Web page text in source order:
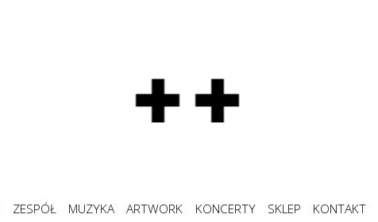
ZESPÓŁ MUZYKA ARTWORK KONCERTY SKLEP KONTAKT